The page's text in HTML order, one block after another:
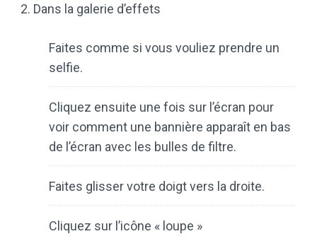
2. Dans la galerie d’effets
Faites comme si vous vouliez prendre un
selfie.
Cliquez ensuite une fois sur l’écran pour
voir comment une bannière apparaît en bas
de l’écran avec les bulles de filtre.
Faites glisser votre doigt vers la droite.
Cliquez sur l’icône « loupe »